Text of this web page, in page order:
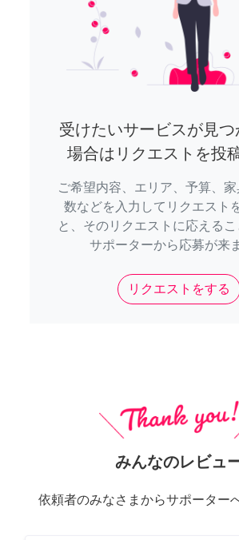
受けたいサービスが見つ
場合はリクエストを投
ご希望内容、エリア、予算、
数などを入力してリクエスト
と、そのリクエストに応える
サポーターから応募が来
リクエストをする
みんなのレビュ
依頼者のみなさまからサポーター